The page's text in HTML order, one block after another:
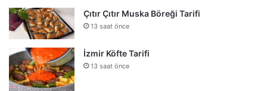
Çıtır Çıtır Muska Böreği Tarifi
13 saat önce
İzmir Köfte Tarifi
13 saat önce